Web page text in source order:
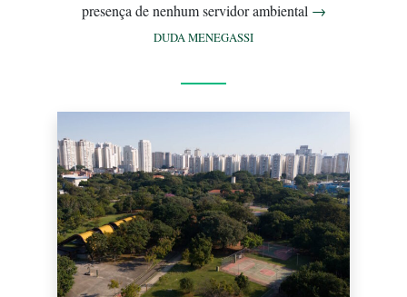
presença de nenhum servidor ambiental →
DUDA MENEGASSI